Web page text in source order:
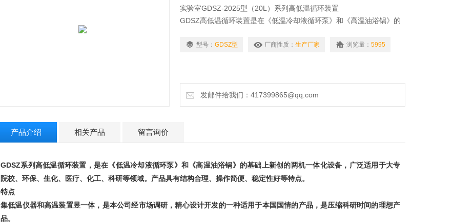
实验室GDSZ-2025型（20L）系列高低温循环装置
GDSZ高低温循环装置是在《低温冷却液循环泵》和《高温油浴锅》的
疗、化工、科研等领域。产品具有结构合理、操作简便、稳定性好等特
型号： GDSZ型 厂商性质： 生产厂家 浏览量： 5995
发邮件给我们：417399865@qq.com
产品介绍 相关产品 留言询价
GDSZ系列高低温循环装置 ，是在《低温冷却液循环泵》和《高温油浴锅》的基础上新创的两机一体化设备，广泛适用于大专
院校、环保、生化、医疗、化工、科研等领域。产品具有结构合理、操作简便、稳定性好等特点。
特点
集低温仪器和高温装置昱一体，是本公司经市场调研，精心设计开发的一种适用于本国国情的产品，是压缩科研时间的理想产
品。